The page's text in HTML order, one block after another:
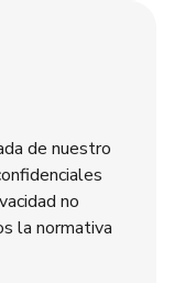
de nuestro
no
la normativa